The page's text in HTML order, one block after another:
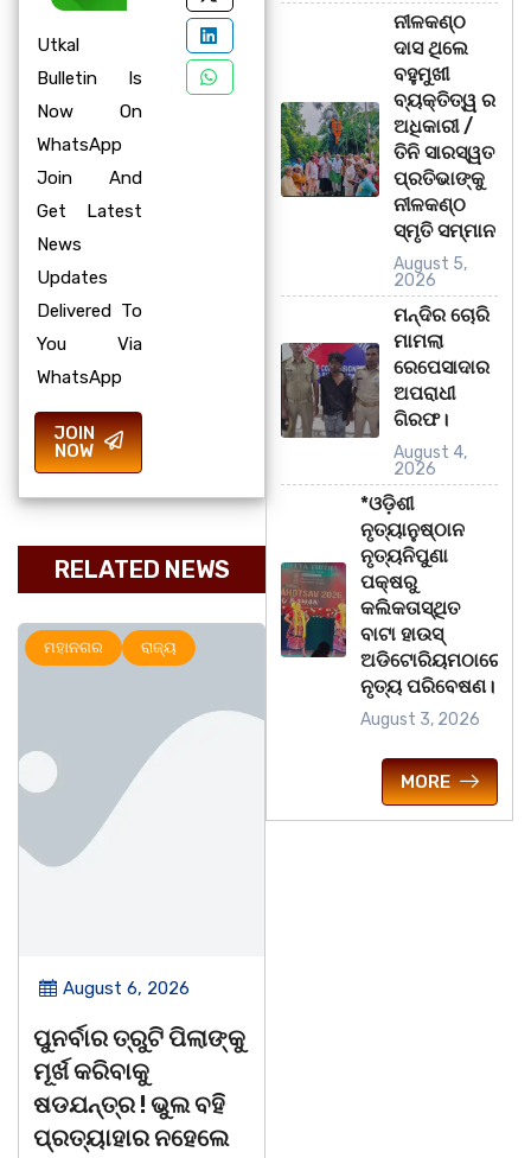
Utkal
Bulletin Is
Now On
WhatsApp
Join And
Get Latest
News
Updates
Delivered To
You Via
WhatsApp
JOIN
NOW
RELATED NEWS
ମହାନଗର ରାଜ୍ୟ
August 6, 2026
ପୁନର୍ବାର ତ୍ରୁଟି ପିଲାଙ୍କୁ
ମୂର୍ଖ କରିବାକୁ
ଷଡଯନ୍ତ୍ର ! ଭୁଲ ବହି
ପ୍ରତ୍ୟାହାର ନହେଲେ
ଅପରାଧ ରାଜ୍ୟ
ନୀଳକଣ୍ଠ
ଦାସ ଥିଲେ
ବହୁମୁଖୀ
ବ୍ୟକ୍ତିତ୍ୱ ର
ଅଧିକାରୀ /
ତିନି ସାରସ୍ୱତ
ପ୍ରତିଭାଙ୍କୁ
ନୀଳକଣ୍ଠ
ସ୍ମୃତି ସମ୍ମାନ
August 5,
2026
ମନ୍ଦିର ଚୋରି
ମାମଲା
ରେପେସାଦାର
ଅପରାଧୀ
ଗିରଫ।
August 4,
2026
*ଓଡ଼ିଶୀ
ନୃତ୍ୟାନୁଷ୍ଠାନ
ନୃତ୍ୟନିପୁଣା
ପକ୍ଷରୁ
କଲିକତାସ୍ଥିତ
ବାଟା ହାଉସ୍
ଅଡିଟୋରିୟମଠାରେ
ନୃତ୍ୟ ପରିବେଷଣ।
August 3, 2026
MORE